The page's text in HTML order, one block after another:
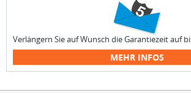
Verlängern Sie auf Wunsch die Garantiezeit auf
MEHR INFOS